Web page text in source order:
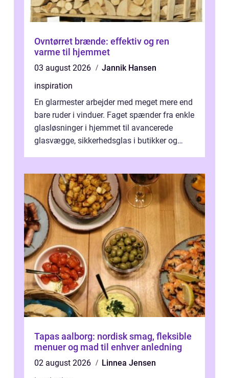
Ovntørret brænde: effektiv og ren
varme til hjemmet
03 august 2026
Jannik Hansen
inspiration
En glarmester arbejder med meget mere end
bare ruder i vinduer. Faget spænder fra enkle
glasløsninger i hjemmet til avancerede
glasvægge, sikkerhedsglas i butikker og
Tapas aalborg: nordisk smag, fleksible
menuer og mad til enhver anledning
02 august 2026
Linnea Jensen